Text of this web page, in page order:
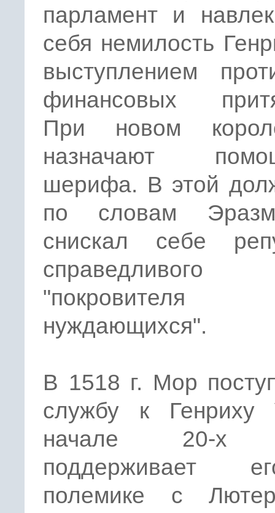
парламент и
себя не­милость
выступлением
финансовых
При новом
назначают
шерифа. В этой
по словам
снискал себе
справедливого
"покровителя
нуждающихся".
В 1518 г. Мор
службу к
начале 20-х
поддерживает
полемике с